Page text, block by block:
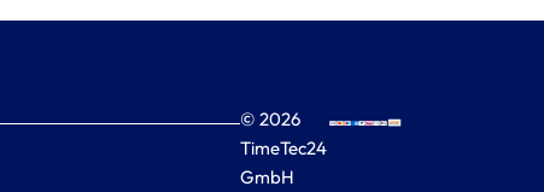
© 2026
TimeTec24
GmbH